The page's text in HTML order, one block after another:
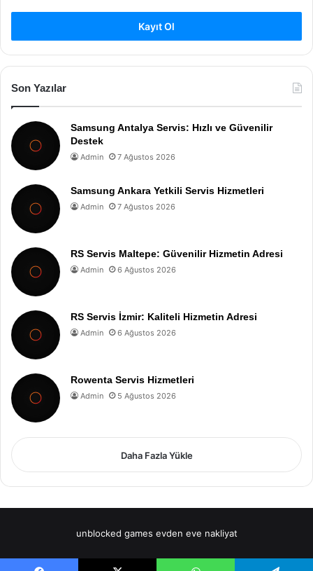
Kayıt Ol
Son Yazılar
Samsung Antalya Servis: Hızlı ve Güvenilir
Destek
Admin 7 Ağustos 2026
Samsung Ankara Yetkili Servis Hizmetleri
Admin 7 Ağustos 2026
RS Servis Maltepe: Güvenilir Hizmetin Adresi
Admin 6 Ağustos 2026
RS Servis İzmir: Kaliteli Hizmetin Adresi
Admin 6 Ağustos 2026
Rowenta Servis Hizmetleri
Admin 5 Ağustos 2026
Daha Fazla Yükle
unblocked games evden eve nakliyat